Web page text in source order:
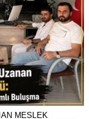
MESLEK